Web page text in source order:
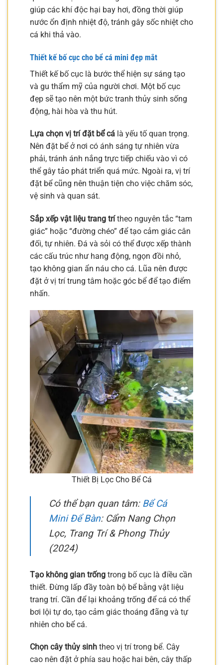
giúp các khí độc hại bay hơi, đồng thời giúp
nước ổn định nhiệt độ, tránh gây sốc nhiệt cho
cá khi thả vào.
Thiết kế bố cục cho bể cá mini đẹp mắt
Thiết kế bố cục là bước thể hiện sự sáng tạo
và gu thẩm mỹ của người chơi. Một bố cục
đẹp sẽ tạo nên một bức tranh thủy sinh sống
động, hài hòa và thu hút.
Lựa chọn vị trí đặt bể cá là yếu tố quan trọng.
Nên đặt bể ở nơi có ánh sáng tự nhiên vừa
phải, tránh ánh nắng trực tiếp chiếu vào vì có
thể gây tảo phát triển quá mức. Ngoài ra, vị trí
đặt bể cũng nên thuận tiện cho việc chăm sóc,
vệ sinh và quan sát.
Sắp xếp vật liệu trang trítheo nguyên tắc “tam
giác” hoặc “đường chéo” để tạo cảm giác cân
đối, tự nhiên. Đá và sỏi có thể được xếp thành
các cấu trúc như hang động, ngọn đồi nhỏ,
tạo không gian ẩn náu cho cá. Lũa nên được
đặt ở vị trí trung tâm hoặc góc bể để tạo điểm
nhấn.
Thiết Bị Lọc Cho Bể Cá
Có thể bạn quan tâm: Bể Cá
Mini Để Bàn: Cẩm Nang Chọn
Lọc, Trang Trí & Phong Thủy
(2024)
Tạo không gian trống trong bố cục là điều cần
thiết. Đừng lấp đầy toàn bộ bể bằng vật liệu
trang trí. Cần để lại khoảng trống để cá có thể
bơi lội tự do, tạo cảm giác thoáng đãng và tự
nhiên cho bể cá.
Chọn cây thủy sinh theo vị trí trong bể. Cây
cao nên đặt ở phía sau hoặc hai bên, cây thấp